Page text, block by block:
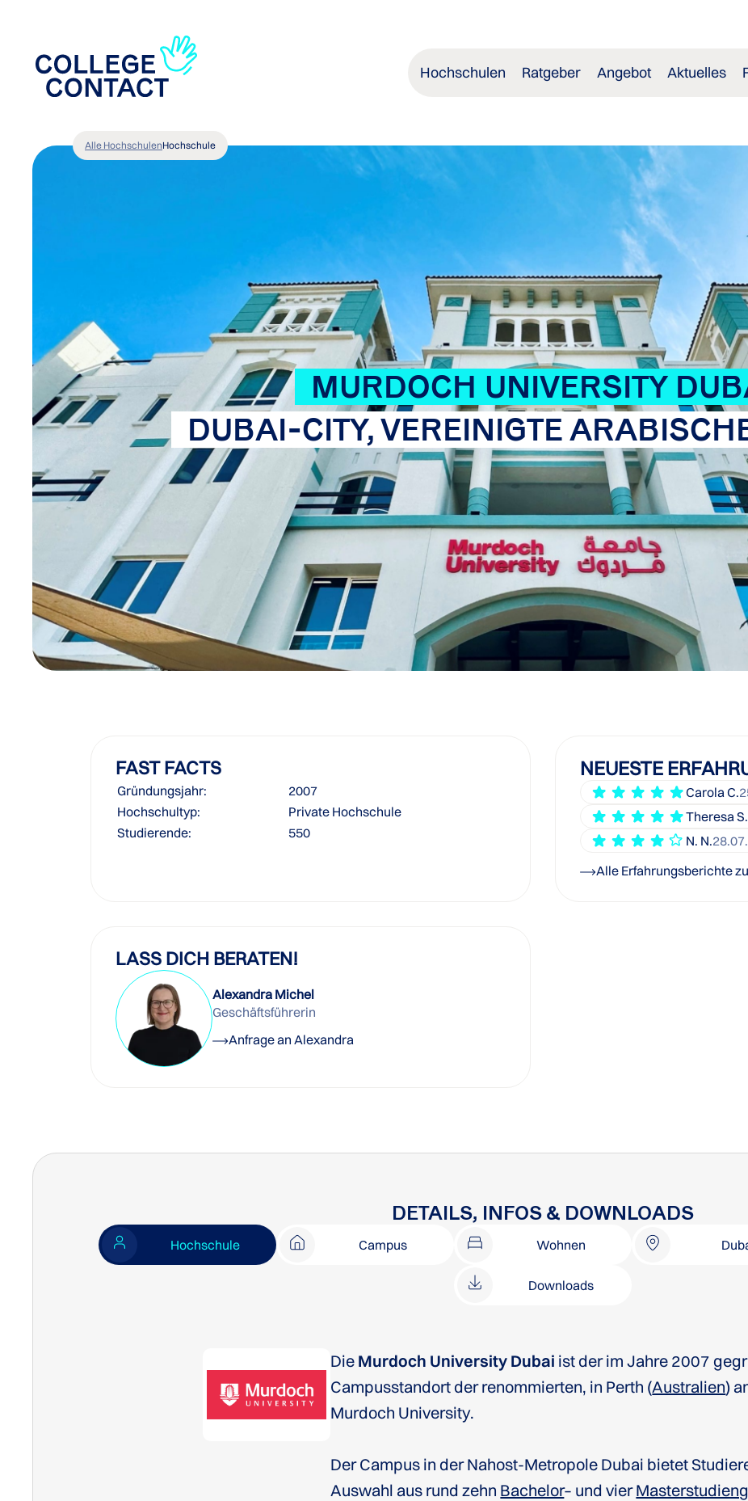
Hochschulen Ratgeber Angebot Aktuelles
Alle HochschulenHochschule
MURDOCH UNIVERSITY
DUBAI-CITY, VEREINIGTE
FAST FACTS
Gründungsjahr:
2007
Hochschultyp:
Private Hochschule
Studierende:
550
NEUESTE
Carola C.
Theresa S.
N. N.
Alle Erfahrungsberichte
LASS DICH BERATEN!
Alexandra Michel
Geschäftsführerin
Anfrage an Alexandra
DETAILS, INFOS & DOWNLOADS
Hochschule Campus Wohnen
Downloads
Die Murdoch University Dubai ist der im Jahre 2007
Campusstandort der renommierten, in Perth (Australien)
Murdoch University.
Der Campus in der Nahost-Metropole Dubai bietet
Auswahl aus rund zehn Bachelor– und vier